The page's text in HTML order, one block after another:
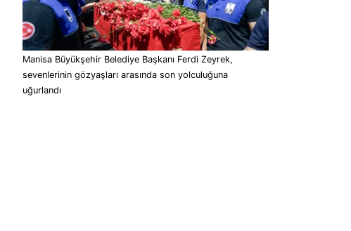
Manisa Büyükşehir Belediye Başkanı Ferdi Zeyrek,
sevenlerinin gözyaşları arasında son yolculuğuna
uğurlandı